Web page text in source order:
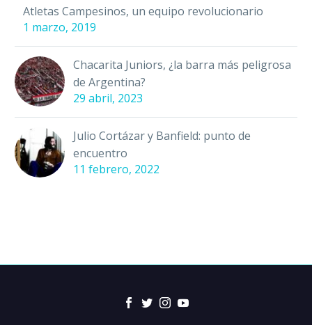
Atletas Campesinos, un equipo revolucionario
1 marzo, 2019
Chacarita Juniors, ¿la barra más peligrosa
de Argentina?
29 abril, 2023
Julio Cortázar y Banfield: punto de
encuentro
11 febrero, 2022